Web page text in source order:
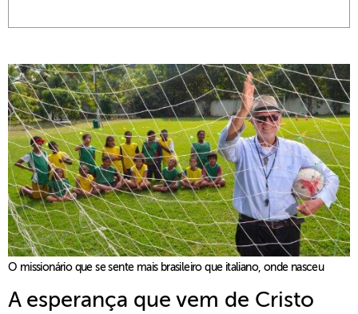
O missionário que se sente mais brasileiro que italiano, onde nasceu
A esperança que vem de Cristo